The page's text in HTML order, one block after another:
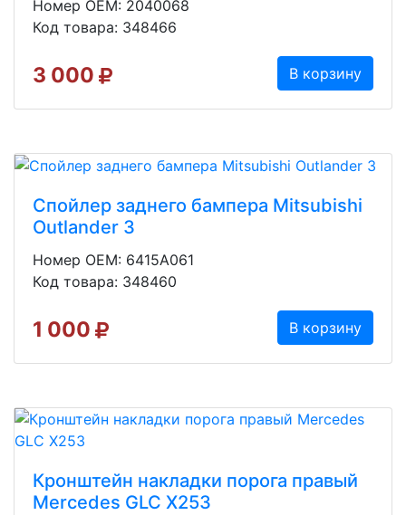
Номер OEM: 2040068
Код товара: 348466
3 000 В корзину
Спойлер заднего бампера Mitsubishi
Outlander 3
Номер OEM: 6415A061
Код товара: 348460
1 000 В корзину
Кронштейн накладки порога правый
Mercedes GLC X253